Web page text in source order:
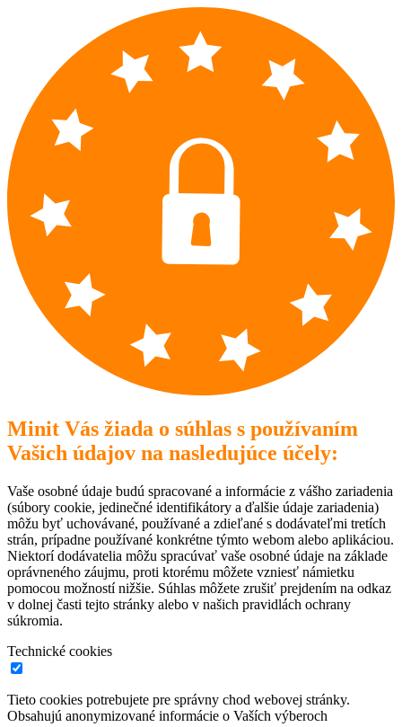
Minit Vás žiada o súhlas s používaním
Vašich údajov na nasledujúce účely:
Vaše osobné údaje budú spracované a informácie z vášho zariadenia
(súbory cookie, jedinečné identifikátory a ďalšie údaje zariadenia)
môžu byť uchovávané, používané a zdieľané s dodávateľmi tretích
strán, prípadne používané konkrétne týmto webom alebo aplikáciou.
Niektorí dodávatelia môžu spracúvať vaše osobné údaje na základe
oprávneného záujmu, proti ktorému môžete vzniesť námietku
pomocou možností nižšie. Súhlas môžete zrušiť prejdením na odkaz
v dolnej časti tejto stránky alebo v našich pravidlách ochrany
súkromia.
Technické cookies
Tieto cookies potrebujete pre správny chod webovej stránky.
Obsahujú anonymizované informácie o Vaších výberoch